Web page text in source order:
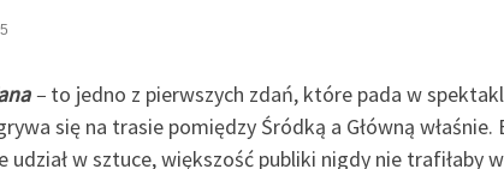
– to jedno z pierwszych zdań, które pada w
się na trasie pomiędzy Śródką a Główną właśnie.
w sztuce, większość publiki nigdy nie trafiłaby